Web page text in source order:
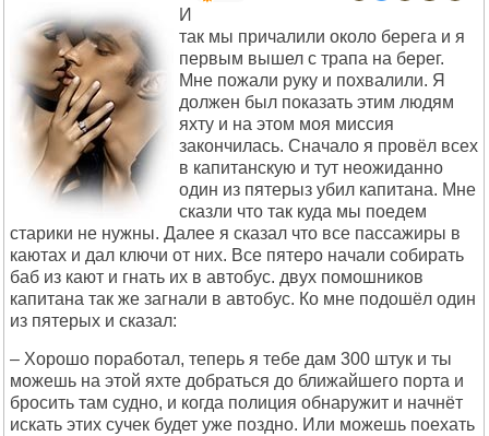
И
так мы причалили около берега и я
первым вышел с трапа на берег.
Мне пожали руку и похвалили. Я
должен был показать этим людям
яхту и на этом моя миссия
закончилась. Сначало я провёл всех
в капитанскую и тут неожиданно
один из пятерыз убил капитана. Мне
сказли что так куда мы поедем
старики не нужны. Далее я сказал что все пассажиры в
каютах и дал ключи от них. Все пятеро начали собирать
баб из кают и гнать их в автобус. двух помошников
капитана так же загнали в автобус. Ко мне подошёл один
из пятерых и сказал:
– Хорошо поработал, теперь я тебе дам 300 штук и ты
можешь на этой яхте добраться до ближайшего порта и
бросить там судно, и когда полиция обнаружит и начнёт
искать этих сучек будет уже поздно. Или можешь поехать